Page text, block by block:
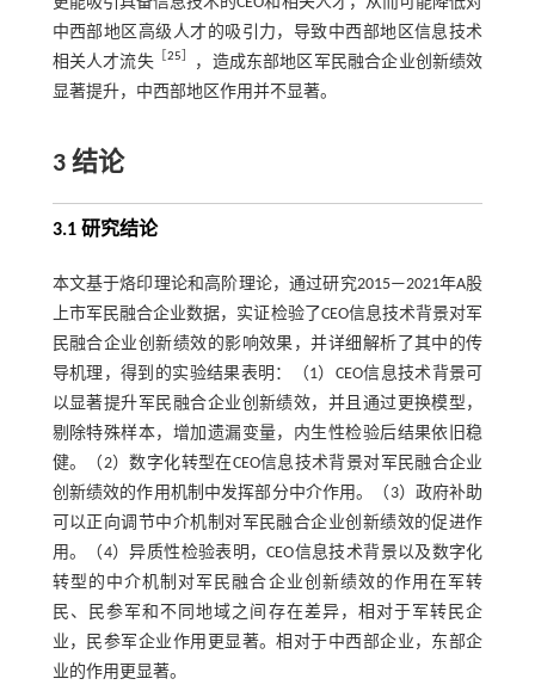
中西部地区高级人才的吸引力，导致中西部地区信息技术
相关人才流失 ［25］
，造成东部地区军民融合企业创新绩效
显著提升，中西部地区作用并不显著。
3 结论
3.1 研究结论
本文基于烙印理论和高阶理论，通过研究2015—2021年A股
上市军民融合企业数据，实证检验了CEO信息技术背景对军
民融合企业创新绩效的影响效果，并详细解析了其中的传
导机理，得到的实验结果表明：（1）CEO信息技术背景可
以显著提升军民融合企业创新绩效，并且通过更换模型，
剔除特殊样本，增加遗漏变量，内生性检验后结果依旧稳
健。（2）数字化转型在CEO信息技术背景对军民融合企业
创新绩效的作用机制中发挥部分中介作用。（3）政府补助
可以正向调节中介机制对军民融合企业创新绩效的促进作
用。（4）异质性检验表明，CEO信息技术背景以及数字化
转型的中介机制对军民融合企业创新绩效的作用在军转
民、民参军和不同地域之间存在差异，相对于军转民企
业，民参军企业作用更显著。相对于中西部企业，东部企
业的作用更显著。